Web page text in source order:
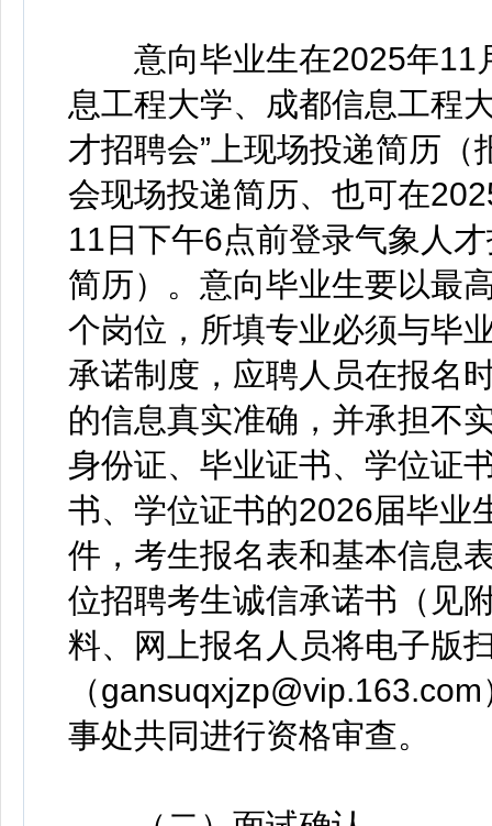
意向毕业生在2025年11
息工程大学、成都信息工程
才招聘会”上现场投递简历
会现场投递简历、也可在
11日下午6点前登录气象人
简历）。意向毕业生要以最
个岗位，所填专业必须与毕
承诺制度，应聘人员在报名
的信息真实准确，并承担不
身份证、毕业证书、学位证
书、学位证书的2026届毕业
件，考生报名表和基本信息
位招聘考生诚信承诺书（见
料、网上报名人员将电子版
（
事处共同进行资格审查。